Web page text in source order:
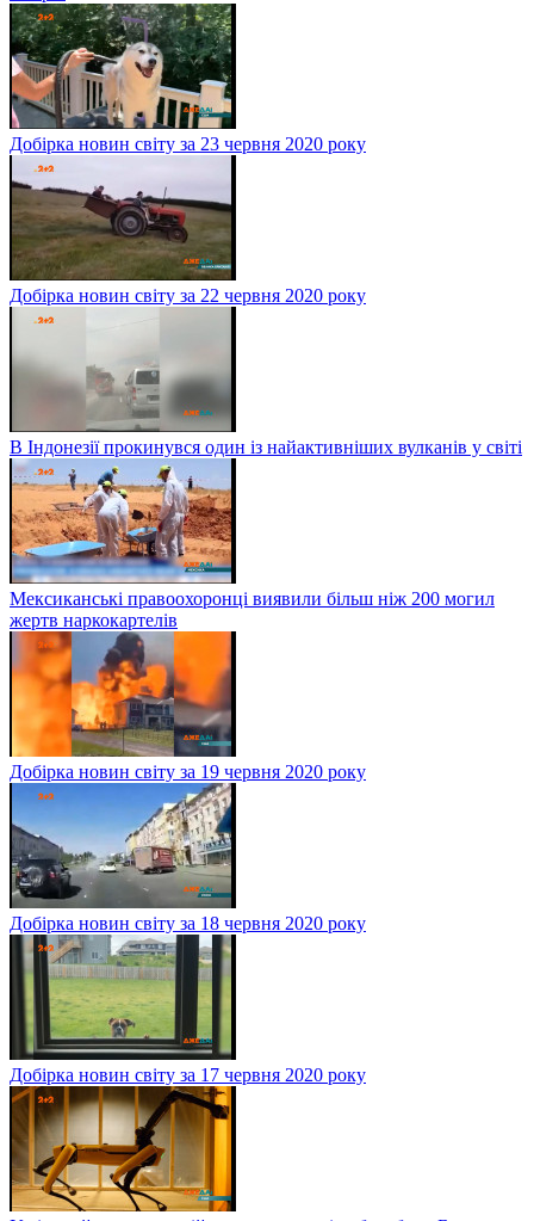
Добірка новин світу за 23 червня 2020 року
Добірка новин світу за 22 червня 2020 року
В Індонезії прокинувся один із найактивніших вулканів у світі
Мексиканські правоохоронці виявили більш ніж 200 могил
жертв наркокартелів
Добірка новин світу за 19 червня 2020 року
Добірка новин світу за 18 червня 2020 року
Добірка новин світу за 17 червня 2020 року